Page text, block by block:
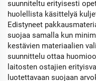
suunniteltu erityisesti
huolellista käsittelyä
Edistyneet
suojaa samalla kun
kestävien materiaalien
suunnittelu ottaa
laitosten ostajien
luotettavaan suojaan